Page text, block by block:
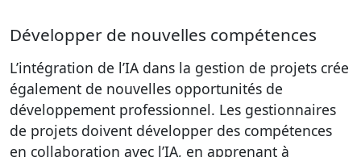
Développer de nouvelles compétences
L’intégration de l’IA dans la gestion de projets crée
également de nouvelles opportunités de
développement professionnel. Les gestionnaires
de projets doivent développer des compétences
en collaboration avec l’IA, en apprenant à